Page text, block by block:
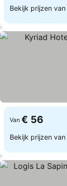
Bekijk prijzen van
Van € 56
Bekijk prijzen van